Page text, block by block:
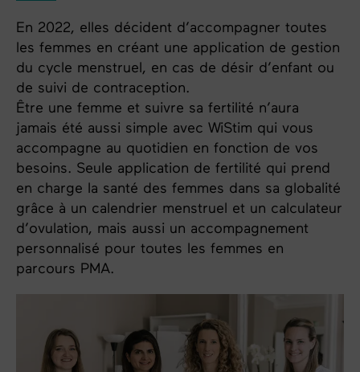
En 2022, elles décident d’accompagner toutes
les femmes en créant une application de gestion
du cycle menstruel, en cas de désir d’enfant ou
de suivi de contraception.
Être une femme et suivre sa fertilité n’aura
jamais été aussi simple avec WiStim qui vous
accompagne au quotidien en fonction de vos
besoins. Seule application de fertilité qui prend
en charge la santé des femmes dans sa globalité
grâce à un calendrier menstruel et un calculateur
d’ovulation, mais aussi un accompagnement
personnalisé pour toutes les femmes en
parcours PMA.